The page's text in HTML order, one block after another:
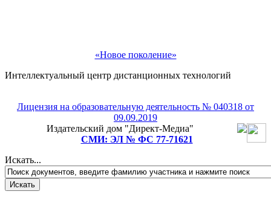
«Новое поколение»
Интеллектуальный центр дистанционных технологий
Лицензия на образовательную деятельность № 040318 от
09.09.2019
Издательский дом "Директ-Медиа"
СМИ: ЭЛ № ФС 77-71621
Искать...